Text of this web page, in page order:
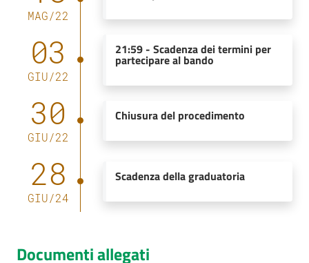
MAG/22
03
GIU/22
21:59- Scadenza dei termini per
partecipare al bando
30
GIU/22
Chiusura del procedimento
28
GIU/24
Scadenza della graduatoria
Documenti allegati